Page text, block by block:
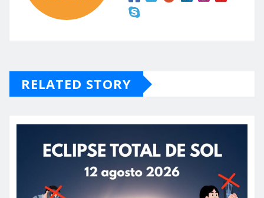
RELATED STORY